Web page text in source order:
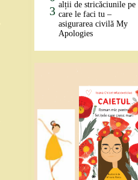
3 alții de stricăciunile pe
care le faci tu –
asigurarea civilă My
Apologies